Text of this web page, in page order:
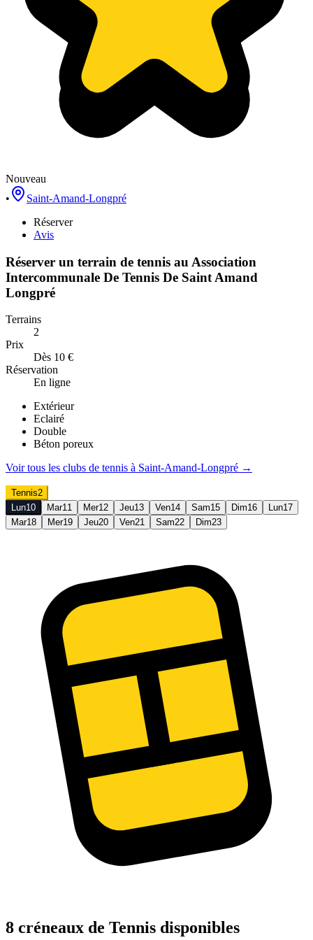
Nouveau
•
Saint-Amand-Longpré
Réserver
Avis
Réserver un terrain de tennis au Association
Intercommunale De Tennis De Saint Amand
Longpré
Terrains
2
Prix
Dès 10 €
Réservation
En ligne
Extérieur
Eclairé
Double
Béton poreux
Voir tous les clubs de tennis à Saint-Amand-Longpré →
Tennis2
Lun10 Mar11 Mer12 Jeu13 Ven14 Sam15 Dim16 Lun17
Mar18 Mer19 Jeu20 Ven21 Sam22 Dim23
8 créneaux de Tennis disponibles